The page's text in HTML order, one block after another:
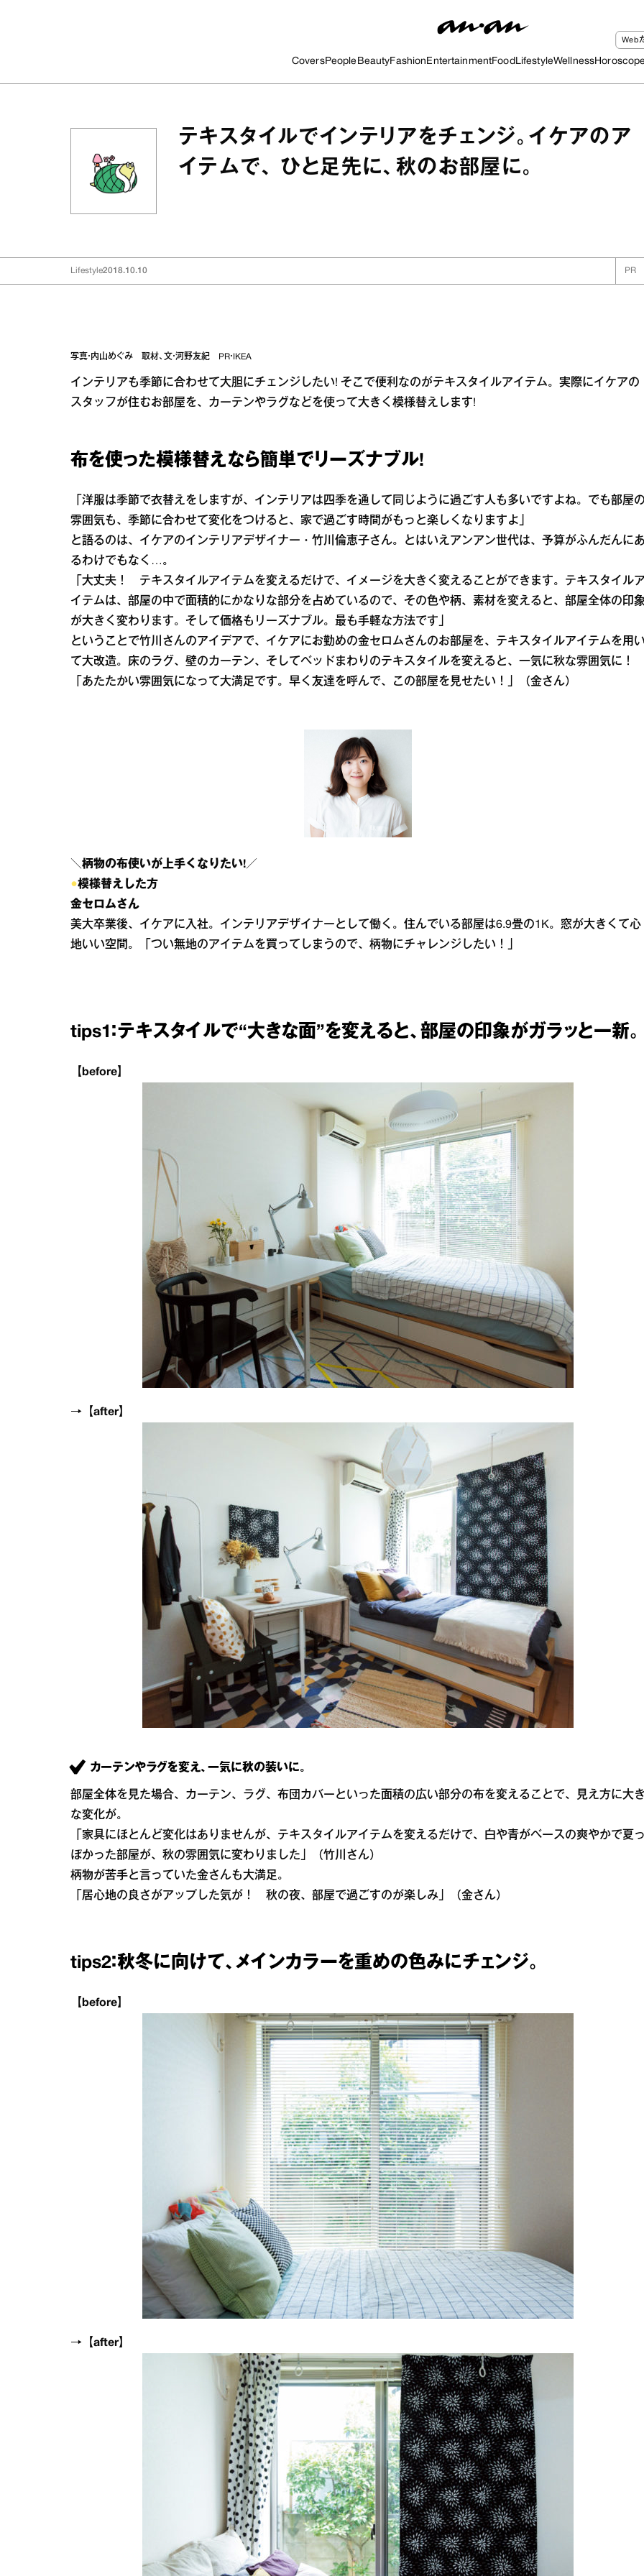
CoversPeople BeautyFashion EntertainmentFood LifestyleWellness
Web
テキスタイルでインテリアをチェンジ。イケアのア
イテムで、 ひと足先に、秋のお部屋に。
Lifestyle2018.10.10 PR
写真・内山めぐみ 取材、文・河野友紀 PR・IKEA
インテリアも季節に合わせて大胆にチェンジしたい! そこで便利なのがテキスタイルアイテム。実際にイケアの
スタッフが住むお部屋を、カーテンやラグなどを使って大きく模様替えします!
布を使った模様替えなら簡単でリーズナブル!
「洋服は季節で衣替えをしますが、インテリアは四季を通して同じように過ごす人も多いですよね。でも部屋
雰囲気も、季節に合わせて変化をつけると、家で過ごす時間がもっと楽しくなりますよ」
と語るのは、イケアのインテリアデザイナー・竹川倫恵子さん。とはいえアンアン世代は、予算がふんだんに
るわけでもなく…。
「大丈夫！ テキスタイルアイテムを変えるだけで、イメージを大きく変えることができます。テキスタイル
イテムは、部屋の中で面積的にかなりな部分を占めているので、その色や柄、素材を変えると、部屋全体の印
が大きく変わります。そして価格もリーズナブル。最も手軽な方法です」
ということで竹川さんのアイデアで、イケアにお勤めの金セロムさんのお部屋を、テキスタイルアイテムを用
て大改造。床のラグ、壁のカーテン、そしてベッドまわりのテキスタイルを変えると、一気に秋な雰囲気に！
「あたたかい雰囲気になって大満足です。早く友達を呼んで、この部屋を見せたい！」（金さん）
＼柄物の布使いが上手くなりたい!／
●模様替えした方
金セロムさん
美大卒業後、イケアに入社。インテリアデザイナーとして働く。住んでいる部屋は6.9畳の1K。窓が大きくて心
地いい空間。「つい無地のアイテムを買ってしまうので、柄物にチャレンジしたい！」
tips1：テキスタイルで“大きな面”を変えると、部屋の印象がガラッと一新。
【before】
→【after】
カーテンやラグを変え、一気に秋の装いに。
部屋全体を見た場合、カーテン、ラグ、布団カバーといった面積の広い部分の布を変えることで、見え方に大
な変化が。
「家具にほとんど変化はありませんが、テキスタイルアイテムを変えるだけで、白や青がベースの爽やかで夏
ぽかった部屋が、秋の雰囲気に変わりました」（竹川さん）
柄物が苦手と言っていた金さんも大満足。
「居心地の良さがアップした気が！ 秋の夜、部屋で過ごすのが楽しみ」（金さん）
tips2：秋冬に向けて、メインカラーを重めの色みにチェンジ。
【before】
→【after】